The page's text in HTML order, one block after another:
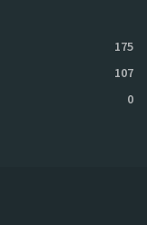
175
107
0